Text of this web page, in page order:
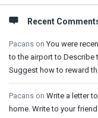
Recent
Pacans onYou were
to the airport to Describe
Suggest how to reward
Pacans on Write a letter
home. Write to your